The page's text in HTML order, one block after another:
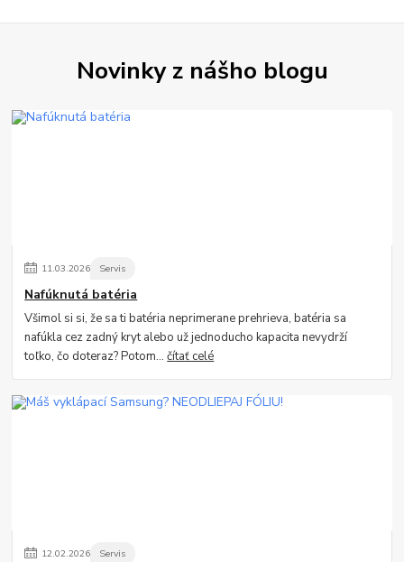
Novinky z nášho blogu
11.03.2026 Servis
Nafúknutá batéria
Všimol si si, že sa ti batéria neprimerane prehrieva, batéria sa
nafúkla cez zadný kryt alebo už jednoducho kapacita nevydrží
toľko, čo doteraz? Potom...čítať celé
12.02.2026 Servis